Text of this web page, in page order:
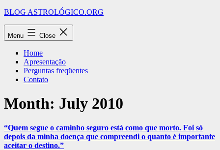
Skip
BLOG ASTROLÓGICO.ORG
Menu Close
Home
Apresentação
Perguntas freqüentes
Contato
Month: July 2010
“Quem segue o caminho seguro está como que morto. Foi só
depois da minha doença que compreendi o quanto é importante
aceitar o destino.”